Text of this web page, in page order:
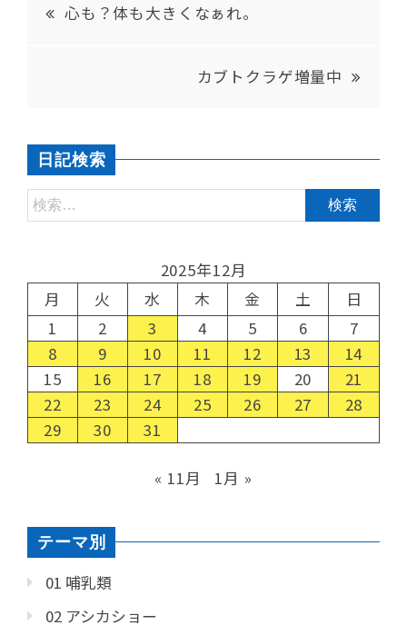
心も？体も大きくなぁれ。
カブトクラゲ増量中
日記検索
2025年12月
月
火 水 木 金 土
日
1
2 3 4 5 6
7
8
9 10 11 12 13
14
15
16 17 18 19 20
21
22
23 24 25 26 27
28
29
30 31
« 11月 1月 »
テーマ別
01 哺乳類
02 アシカショー